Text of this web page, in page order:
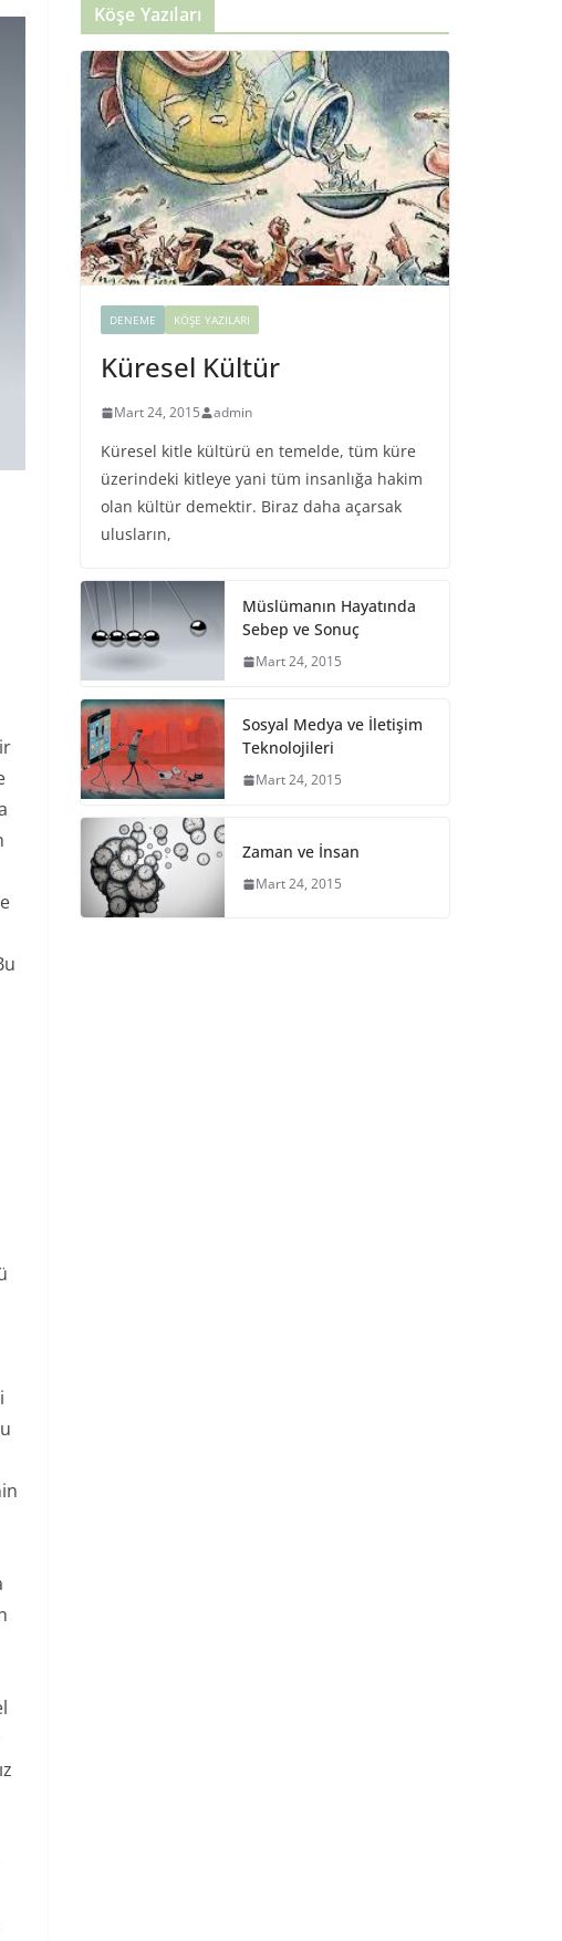
Köşe Yazıları
DENEME KÖŞE YAZILARI
Küresel Kültür
Mart 24, 2015 admin
Küresel kitle kültürü en temelde, tüm küre
üzerindeki kitleye yani tüm insanlığa hakim
olan kültür demektir. Biraz daha açarsak
ulusların,
Müslümanın Hayatında
Sebep ve Sonuç
Mart 24, 2015
Sosyal Medya ve İletişim
Teknolojileri
Mart 24, 2015
Zaman ve İnsan
Mart 24, 2015